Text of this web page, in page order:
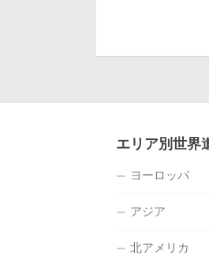
エリア別世界
ヨーロッパ
アジア
北アメリカ